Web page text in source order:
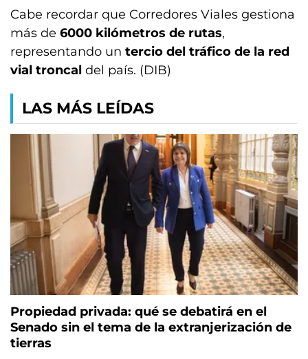
Cabe recordar que Corredores Viales gestiona
más de 6000 kilómetros de rutas,
representando un tercio del tráfico de la red
vial troncal del país. (DIB)
LAS MÁS LEÍDAS
Propiedad privada: qué se debatirá en el
Senado sin el tema de la extranjerización de
tierras